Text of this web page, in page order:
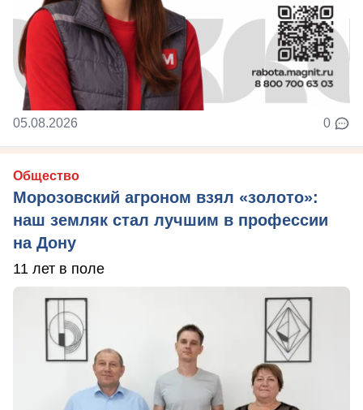
05.08.2026 0
Общество
Морозовский агроном взял «золото»:
наш земляк стал лучшим в профессии
на Дону
11 лет в поле